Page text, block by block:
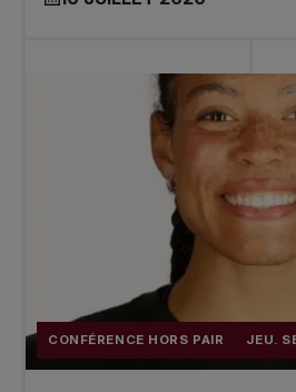
CONFÉRENCE HORS PAIR JEU.